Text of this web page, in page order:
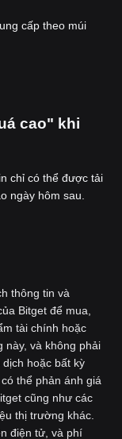
cấp theo múi
cao" khi
chỉ có thể được tải
ngày hôm sau.
thông tin và
Bitget để mua,
tài chính hoặc
này, và không phải
hoặc bất kỳ
thể phản ánh giá
cũng như các
thị trường khác.
điện tử, và phí